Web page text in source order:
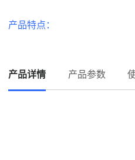
产品特点：
产品详情 产品参数